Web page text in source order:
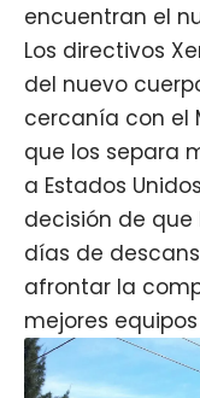
encuentran el
Los directivos
del nuevo
cercanía con el
que los separa
a Estados
decisión de
días de
afrontar la
mejores